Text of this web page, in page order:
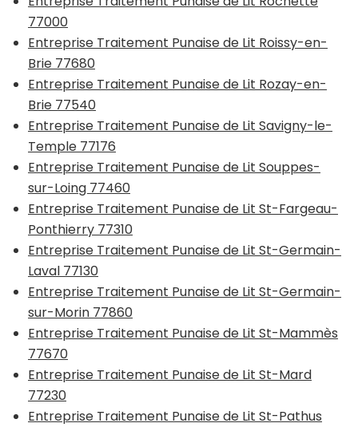
77000
Entreprise Traitement Punaise de Lit Roissy-en-
Brie 77680
Entreprise Traitement Punaise de Lit Rozay-en-
Brie 77540
Entreprise Traitement Punaise de Lit Savigny-le-
Temple 77176
Entreprise Traitement Punaise de Lit Souppes-
sur-Loing 77460
Entreprise Traitement Punaise de Lit St-Fargeau-
Ponthierry 77310
Entreprise Traitement Punaise de Lit St-Germain-
Laval 77130
Entreprise Traitement Punaise de Lit St-Germain-
sur-Morin 77860
Entreprise Traitement Punaise de Lit St-Mammès
77670
Entreprise Traitement Punaise de Lit St-Mard
77230
Entreprise Traitement Punaise de Lit St-Pathus